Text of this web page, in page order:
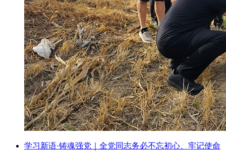
学习新语·铸魂强党｜全党同志务必不忘初心、牢记使命